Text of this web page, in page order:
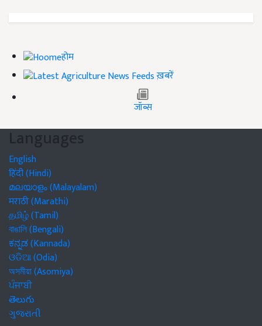
होम
ख़बरें
जॉब्स
Languages
English
हिंदी (Hindi)
മലയാളം (Malayalam)
मराठी (Marathi)
தமிழ் (Tamil)
বাঙালি (Bengali)
ಕನ್ನಡ (Kannada)
ଓଡିଆ (Odia)
অসমীয়া (Asomiya)
ਪੰਜਾਬੀ
తెలుగు
ગુજરાતી